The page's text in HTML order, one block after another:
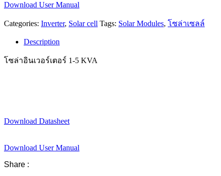
Download User Manual
Categories: Inverter, Solar cell Tags: Solar Modules, โซล่าเซลล์
Description
โซล่าอินเวอร์เตอร์ 1-5 KVA
Download Datasheet
Download User Manual
Share :